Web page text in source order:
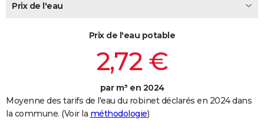
Carte de Noël
Carte Bonne année
Carte Saint-Valentin
Carte Pâques
Carte d'anniversaire
DICTIONNAIRE
FORUM
Prix de l'eau
Prix de l'eau potable
2,72 €
par m³ en 2024
Moyenne des tarifs de l'eau du robinet déclarés en 2024 dans
la commune. (Voir la méthodologie)